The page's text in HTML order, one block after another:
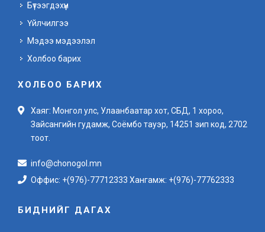
Бүтээгдэхүүн
Үйлчилгээ
Мэдээ мэдээлэл
Холбоо барих
ХОЛБОО БАРИХ
Хаяг: Монгол улс, Улаанбаатар хот, СБД, 1 хороо,
Зайсангийн гудамж, Соёмбо тауэр, 14251 зип код, 2702
тоот.
info@chonogol.mn
Оффис: +(976)-77712333 Хангамж: +(976)-77762333
БИДНИЙГ ДАГАХ